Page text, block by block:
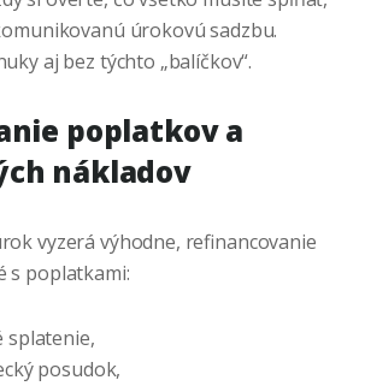
úrokovú sadzbu.
aj bez týchto „balíčkov“.
poplatkov a
nákladov
vyzerá výhodne, refinancovanie
s poplatkami:
splatenie,
posudok,